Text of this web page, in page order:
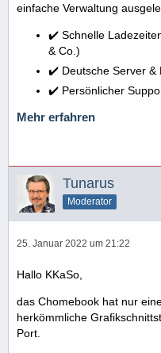
einfache Verwaltung
✔️ Schnelle
& Co.)
✔️ Deutsche Server &
✔️ Persönlicher
Mehr erfahren
Tunarus
Moderator
25. Januar 2022 um 21:22
Hallo KKaSo,
das Chomebook hat nur
herkömmliche
Port.